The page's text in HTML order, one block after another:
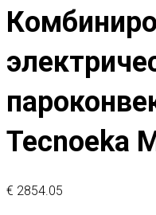
Tecnoeka
€ 2854.05